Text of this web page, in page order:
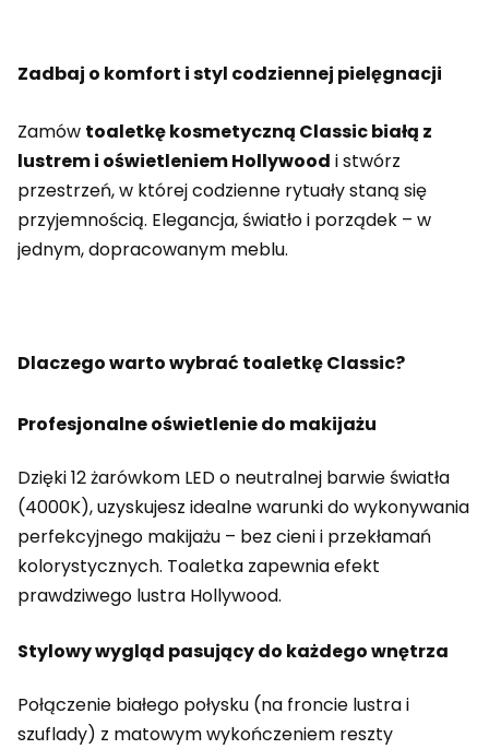
Zadbaj o komfort i styl codziennej pielęgnacji
Zamów toaletkę kosmetyczną Classic białą z
lustrem i oświetleniem Hollywood i stwórz
przestrzeń, w której codzienne rytuały staną się
przyjemnością. Elegancja, światło i porządek – w
jednym, dopracowanym meblu.
Dlaczego warto wybrać toaletkę Classic?
Profesjonalne oświetlenie do makijażu
Dzięki 12 żarówkom LED o neutralnej barwie światła
(4000K), uzyskujesz idealne warunki do wykonywania
perfekcyjnego makijażu – bez cieni i przekłamań
kolorystycznych. Toaletka zapewnia efekt
prawdziwego lustra Hollywood.
Stylowy wygląd pasujący do każdego wnętrza
Połączenie białego połysku (na froncie lustra i
szuflady) z matowym wykończeniem reszty